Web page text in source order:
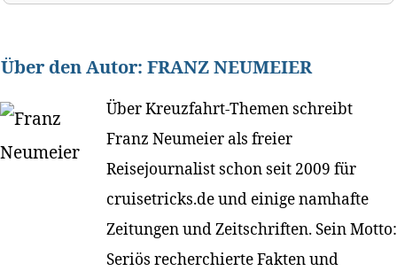
Über den Autor: FRANZ NEUMEIER
Über Kreuzfahrt-Themen schreibt
Franz Neumeier als freier
Reisejournalist schon seit 2009 für
cruisetricks.de und einige namhafte
Zeitungen und Zeitschriften. Sein Motto:
Seriös recherchierte Fakten und